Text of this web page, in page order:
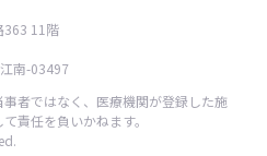
363 11階
南-03497
者ではなく、医療機関が登録した施
責任を負いかねます。